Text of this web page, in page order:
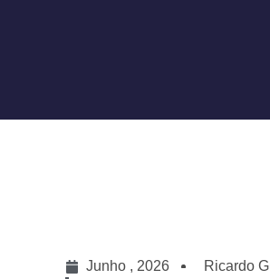
Junho , 2026 Ricardo